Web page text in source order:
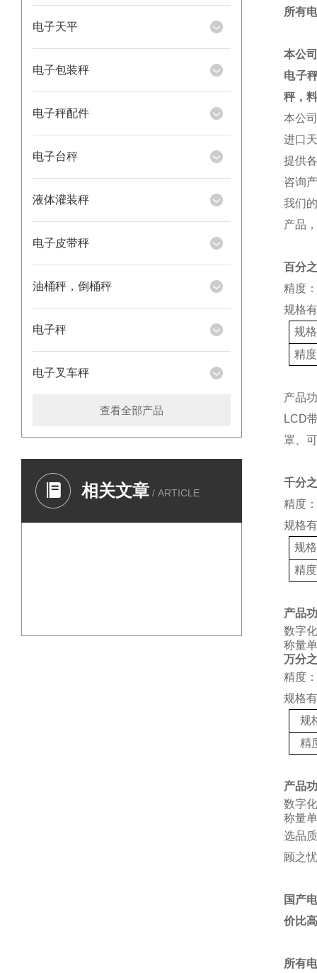
电子天平
电子包装秤
电子秤配件
电子台秤
液体灌装秤
电子皮带秤
油桶秤，倒桶秤
电子秤
电子叉车秤
查看全部产品
相关文章 / ARTICLE
所有
本公
电子
秤，
本公
进口
提供
咨询
我们
产品
百分
精度
规格
规格
精度
产品
LCD
罩、
千分
精度
规格
规格
精度
产品
数字
称量
万分
精度
规格
规
精
产品
数字
称量
选品
顾之
国产
价比
所有